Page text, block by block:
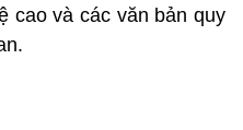
cao và các văn bản quy